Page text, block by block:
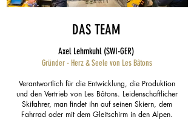
DAS TEAM
Axel Lehmkuhl (SWI-GER)
Gründer - Herz & Seele von Les Bâtons
Verantwortlich für die Entwicklung, die Produktion
und den Vertrieb von Les Bâtons. Leidenschaftlicher
Skifahrer, man findet ihn auf seinen Skiern, dem
Fahrrad oder mit dem Gleitschirm in den Alpen.